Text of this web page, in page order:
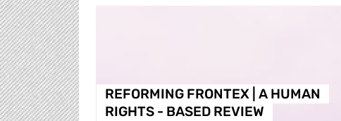
REFORMING FRONTEX | A HUMAN
RIGHTS - BASED REVIEW